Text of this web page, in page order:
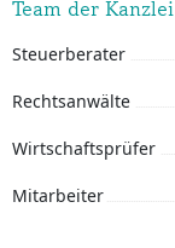
Team der Kanzlei
Steuerberater
Rechtsanwälte
Wirtschaftsprüfer
Mitarbeiter